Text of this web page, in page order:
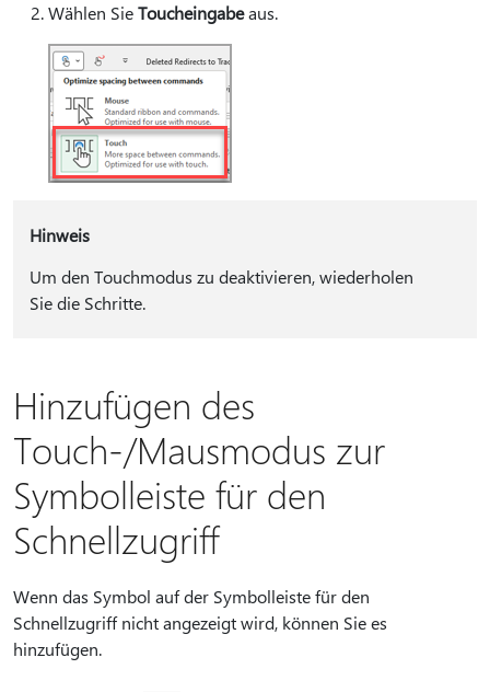
Wählen SieToucheingabeaus.
Hinweis
Um den Touchmodus zu deaktivieren, wiederholen
Sie die Schritte.
Hinzufügen des
Touch-/Mausmodus zur
Symbolleiste für den
Schnellzugriff
Wenn das Symbol auf der Symbolleiste für den
Schnellzugriff nicht angezeigt wird, können Sie es
hinzufügen.